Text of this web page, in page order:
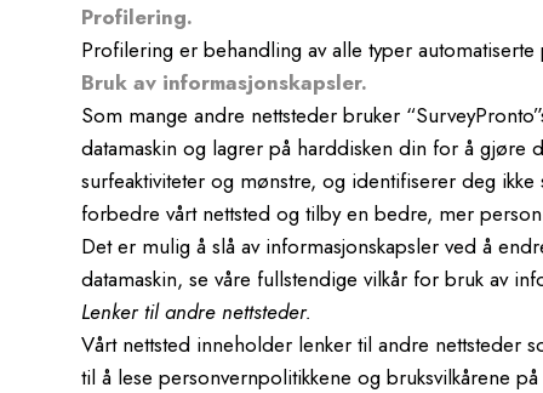
Profilering.
Profilering er behandling av alle typer
Bruk av informasjonskapsler.
Som mange andre nettsteder bruker
datamaskin og lagrer på harddisken din for å gjøre
surfeaktiviteter og mønstre, og identifiserer deg
forbedre vårt nettsted og tilby en bedre, mer
Det er mulig å slå av informasjonskapsler ved å
datamaskin, se våre fullstendige vilkår for bruk av
Lenker til andre nettsteder.
Vårt nettsted inneholder lenker til andre nettsteder
til å lese personvernpolitikkene og bruksvilkårene